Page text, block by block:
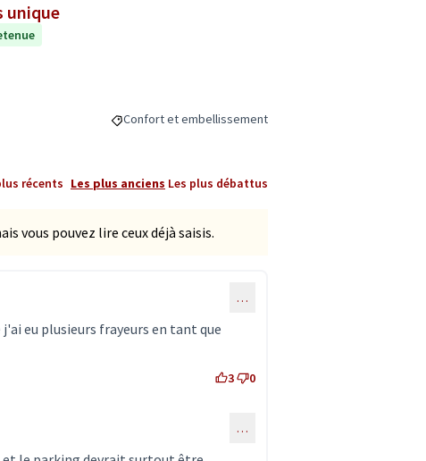
unique
Filtrer les résultats de la catégorie : Confort et
Confort et embellissement
récents Les plus anciens Les plus débattus
vous pouvez lire ceux déjà saisis.
…
eu plusieurs frayeurs en tant que
3 0
…